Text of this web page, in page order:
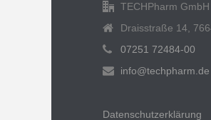
TECHPharm GmbH
Draisstraße 14,
07251 72484-00
info@techpharm.de
Datenschutzerklärung